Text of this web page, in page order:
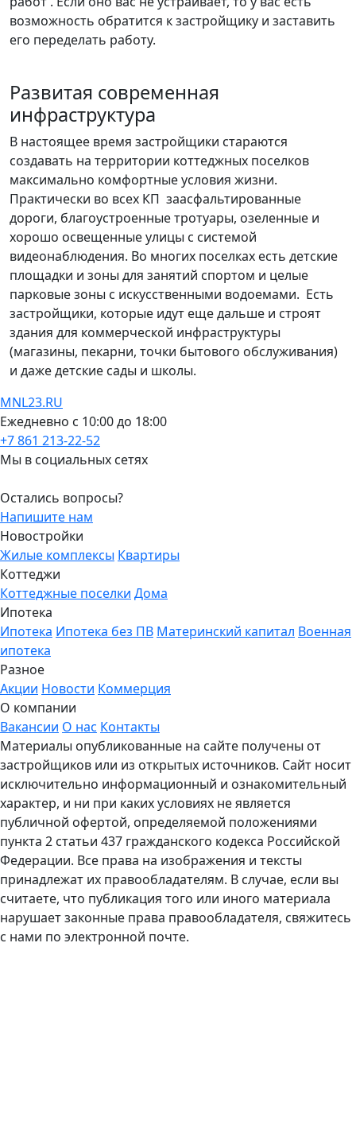
возможность обратится к застройщику и заставить
его переделать работу.
Развитая современная
инфраструктура
В настоящее время застройщики стараются
создавать на территории коттеджных поселков
максимально комфортные условия жизни.
Практически во всех КП заасфальтированные
дороги, благоустроенные тротуары, озеленные и
хорошо освещенные улицы с системой
видеонаблюдения. Во многих поселках есть детские
площадки и зоны для занятий спортом и целые
парковые зоны с искусственными водоемами. Есть
застройщики, которые идут еще дальше и строят
здания для коммерческой инфраструктуры
(магазины, пекарни, точки бытового обслуживания)
и даже детские сады и школы.
MNL23.RU
Ежедневно с 10:00 до 18:00
+7 861 213-22-52
Мы в социальных сетях
Остались вопросы?
Напишите нам
Новостройки
Жилые комплексы Квартиры
Коттеджи
Коттеджные поселки Дома
Ипотека
Ипотека Ипотека без ПВ Материнский капитал Военная
ипотека
Разное
Акции Новости Коммерция
О компании
Вакансии О нас Контакты
Материалы опубликованные на сайте получены от
застройщиков или из открытых источников. Сайт носит
исключительно информационный и ознакомительный
характер, и ни при каких условиях не является
публичной офертой, определяемой положениями
пункта 2 статьи 437 гражданского кодекса Российской
Федерации. Все права на изображения и тексты
принадлежат их правообладателям. В случае, если вы
считаете, что публикация того или иного материала
нарушает законные права правообладателя, свяжитесь
с нами по электронной почте.